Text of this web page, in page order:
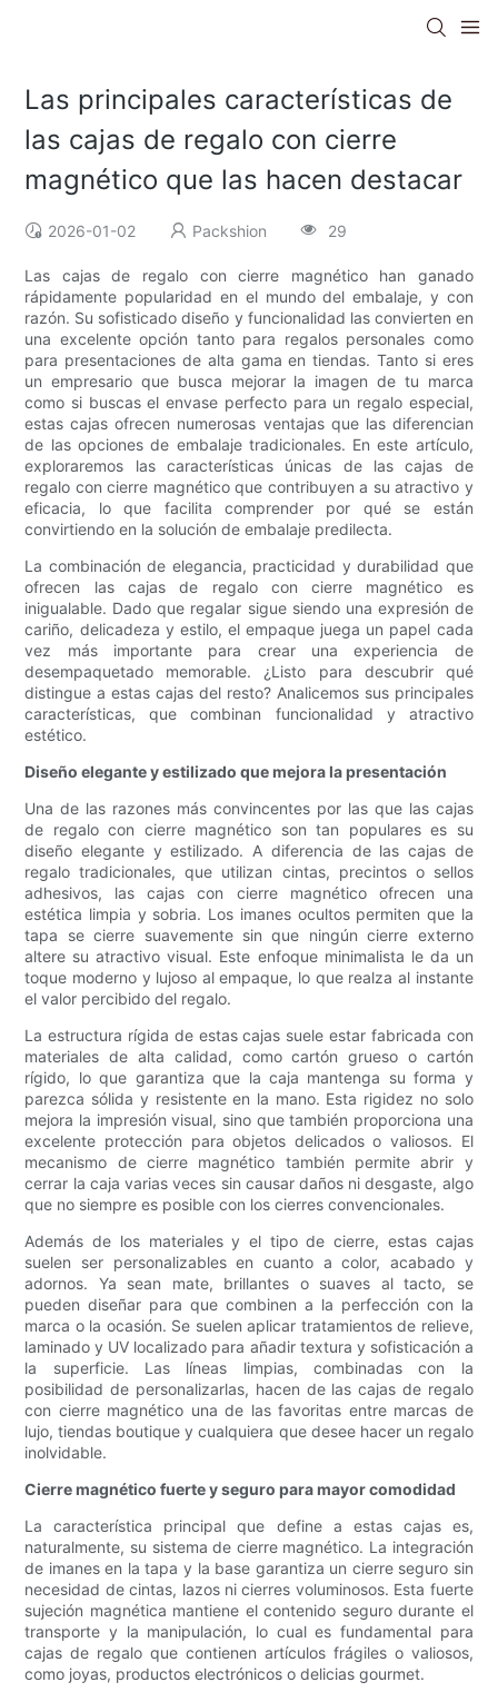
Las principales características de
las cajas de regalo con cierre
magnético que las hacen destacar
2026-01-02 Packshion 29
Las cajas de regalo con cierre magnético han ganado
rápidamente popularidad en el mundo del embalaje, y con
razón. Su sofisticado diseño y funcionalidad las convierten en
una excelente opción tanto para regalos personales como
para presentaciones de alta gama en tiendas. Tanto si eres
un empresario que busca mejorar la imagen de tu marca
como si buscas el envase perfecto para un regalo especial,
estas cajas ofrecen numerosas ventajas que las diferencian
de las opciones de embalaje tradicionales. En este artículo,
exploraremos las características únicas de las cajas de
regalo con cierre magnético que contribuyen a su atractivo y
eficacia, lo que facilita comprender por qué se están
convirtiendo en la solución de embalaje predilecta.
La combinación de elegancia, practicidad y durabilidad que
ofrecen las cajas de regalo con cierre magnético es
inigualable. Dado que regalar sigue siendo una expresión de
cariño, delicadeza y estilo, el empaque juega un papel cada
vez más importante para crear una experiencia de
desempaquetado memorable. ¿Listo para descubrir qué
distingue a estas cajas del resto? Analicemos sus principales
características, que combinan funcionalidad y atractivo
estético.
Diseño elegante y estilizado que mejora la presentación
Una de las razones más convincentes por las que las cajas
de regalo con cierre magnético son tan populares es su
diseño elegante y estilizado. A diferencia de las cajas de
regalo tradicionales, que utilizan cintas, precintos o sellos
adhesivos, las cajas con cierre magnético ofrecen una
estética limpia y sobria. Los imanes ocultos permiten que la
tapa se cierre suavemente sin que ningún cierre externo
altere su atractivo visual. Este enfoque minimalista le da un
toque moderno y lujoso al empaque, lo que realza al instante
el valor percibido del regalo.
La estructura rígida de estas cajas suele estar fabricada con
materiales de alta calidad, como cartón grueso o cartón
rígido, lo que garantiza que la caja mantenga su forma y
parezca sólida y resistente en la mano. Esta rigidez no solo
mejora la impresión visual, sino que también proporciona una
excelente protección para objetos delicados o valiosos. El
mecanismo de cierre magnético también permite abrir y
cerrar la caja varias veces sin causar daños ni desgaste, algo
que no siempre es posible con los cierres convencionales.
Además de los materiales y el tipo de cierre, estas cajas
suelen ser personalizables en cuanto a color, acabado y
adornos. Ya sean mate, brillantes o suaves al tacto, se
pueden diseñar para que combinen a la perfección con la
marca o la ocasión. Se suelen aplicar tratamientos de relieve,
laminado y UV localizado para añadir textura y sofisticación a
la superficie. Las líneas limpias, combinadas con la
posibilidad de personalizarlas, hacen de las cajas de regalo
con cierre magnético una de las favoritas entre marcas de
lujo, tiendas boutique y cualquiera que desee hacer un regalo
inolvidable.
Cierre magnético fuerte y seguro para mayor comodidad
La característica principal que define a estas cajas es,
naturalmente, su sistema de cierre magnético. La integración
de imanes en la tapa y la base garantiza un cierre seguro sin
necesidad de cintas, lazos ni cierres voluminosos. Esta fuerte
sujeción magnética mantiene el contenido seguro durante el
transporte y la manipulación, lo cual es fundamental para
cajas de regalo que contienen artículos frágiles o valiosos,
como joyas, productos electrónicos o delicias gourmet.